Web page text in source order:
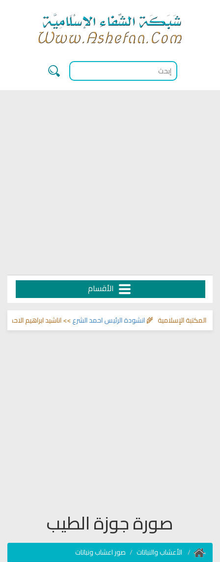
الأقسام
انشودة الرئيس احمد الشرع>> اناشيد ابراهيم الاحمد 🌾 الإسلامية 🌾
صورة جوزة الطيب
الأعشاب والنباتات صور اعشاب ونباتات